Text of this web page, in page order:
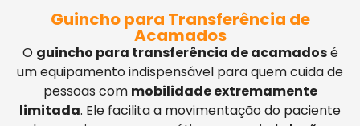
Guincho para Transferência de
Acamados
O guincho para transferência de acamadosé
um equipamento indispensável para quem cuida de
pessoas com mobilidade extremamente
limitada. Ele facilita a movimentação do paciente